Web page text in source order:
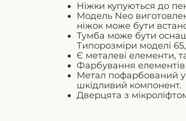
Ніжки купуються до
Модель Neo
ніжок може бути
Тумба може бути
Типорозміри моделі
Є металеві елементи,
Фарбування
Метал пофарбований у
шкідливий компонент.
Дверцята з